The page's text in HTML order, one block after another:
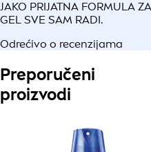
JAKO PRIJATNA FORMULA
GEL SVE SAM RADI.
Odrećivo o recenzijama
Preporučeni
proizvodi